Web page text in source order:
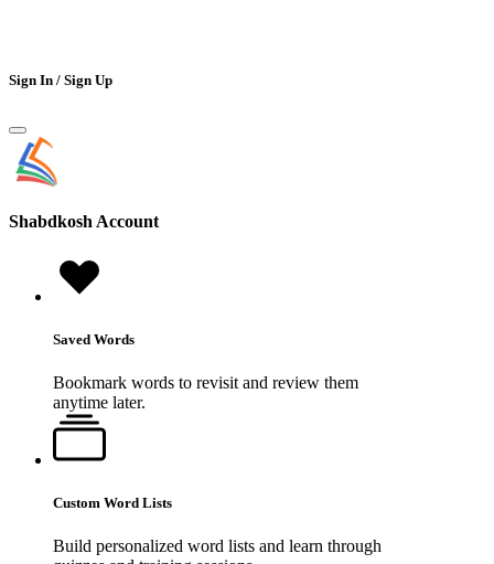
Sign In / Sign Up
Shabdkosh Account
Saved Words
Bookmark words to revisit and review them
anytime later.
Custom Word Lists
Build personalized word lists and learn through